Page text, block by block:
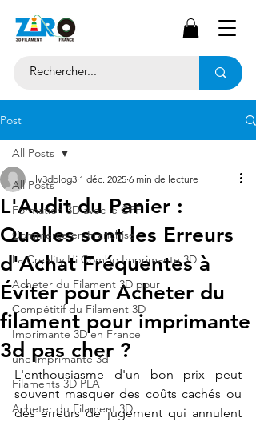
Post
All Posts
Formation 3D avec le CPF
Commerce en Franchise
La Creality Hi Combo Imprimante 3D
Acheter du Filament 3D pour
Compétitif du Filament 3D
Imprimante 3D en France
une Imprimante 3d
Filaments 3D PLA
Acheter du Filament 3D
All Posts
L'Audit du Panier :
Quelles sont les Erreurs
d'Achat Fréquentes à
Éviter pour Acheter du
filament pour imprimante
3d pas cher ?
lv3dblog3 1 déc. 2025 6 min de lecture
L'enthousiasme d'un bon prix peut
souvent masquer des coûts cachés ou
des erreurs de jugement qui annulent